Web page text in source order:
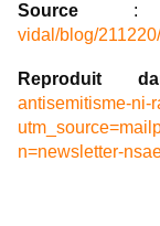
Source
vidal/blog/
Reproduit
antisemitisme-ni-
n=newsletter-